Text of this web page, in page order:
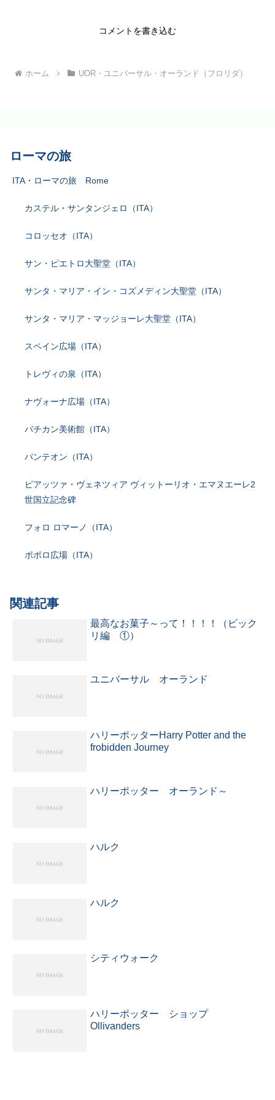
コメントを書き込む
ホーム UOR・ユニバーサル・オーランド（フロリダ）
ローマの旅
ITA・ローマの旅 Rome
カステル・サンタンジェロ（ITA）
コロッセオ（ITA）
サン・ピエトロ大聖堂（ITA）
サンタ・マリア・イン・コズメディン大聖堂（ITA）
サンタ・マリア・マッジョーレ大聖堂（ITA）
スペイン広場（ITA）
トレヴィの泉（ITA）
ナヴォーナ広場（ITA）
バチカン美術館（ITA）
パンテオン（ITA）
ピアッツァ・ヴェネツィア ヴィットーリオ・エマヌエーレ2
世国立記念碑
フォロ ロマーノ（ITA）
ポポロ広場（ITA）
関連記事
最高なお菓子～って！！！！（ビック
リ編 ①）
ユニバーサル オーランド
ハリーポッターHarry Potter and the
frobidden Journey
ハリーポッター オーランド～
ハルク
ハルク
シティウォーク
ハリーポッター ショップ
Ollivanders